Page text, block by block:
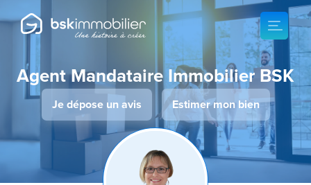
Agent Mandataire Immobilier BSK
Je dépose un avis Estimer mon bien